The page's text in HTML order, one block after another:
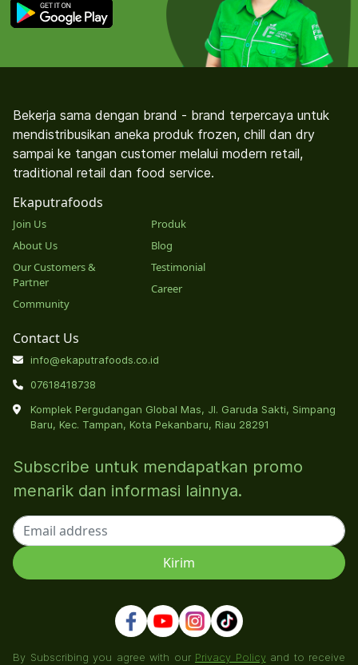
Bekerja sama dengan brand - brand terpercaya untuk
mendistribusikan aneka produk frozen, chill dan dry
sampai ke tangan customer melalui modern retail,
traditional retail dan food service.
Ekaputrafoods
Join Us
About Us
Our Customers &
Partner
Community
Produk
Blog
Testimonial
Career
Contact Us
info@ekaputrafoods.co.id
07618418738
Komplek Pergudangan Global Mas, Jl. Garuda Sakti, Simpang
Baru, Kec. Tampan, Kota Pekanbaru, Riau 28291
Subscribe untuk mendapatkan promo
menarik dan informasi lainnya.
By Subscribing you agree with our Privacy Policyand to receive